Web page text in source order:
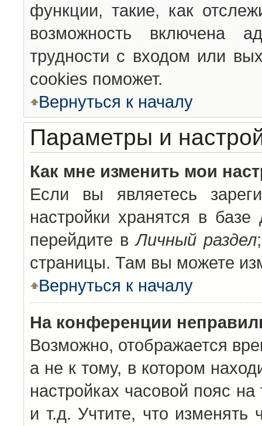
функции, такие, как
возможность включена
трудности с входом или
cookies поможет.
Вернуться к началу
Параметры и
Как мне изменить мои
Если вы являетесь
настройки хранятся в
перейдите вЛичный раздел
страницы. Там вы можете
Вернуться к началу
На конференции
Возможно, отображается
а не к тому, в котором
настройках часовой пояс
и т.д. Учтите, что изменять